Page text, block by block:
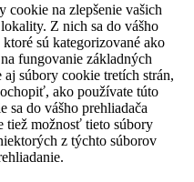
cookie na zlepšenie vašich
Z nich sa do vášho
sú kategorizované ako
fungovanie základných
súbory cookie tretích strán,
ako používate túto
do vášho prehliadača
tiež možnosť tieto súbory
z týchto súborov